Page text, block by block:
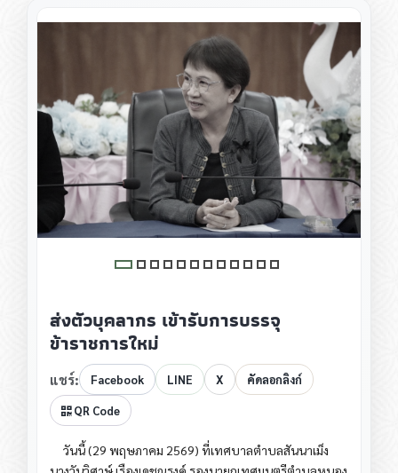
ส่งตัวบุคลากร เข้ารับการบรรจุ
ข้าราชการใหม่
แชร์: Facebook LINE X คัดลอกลิงก์
QR Code
วันนี้ (29 พฤษภาคม 2569) ที่เทศบาลตำบลสันนาเม็ง